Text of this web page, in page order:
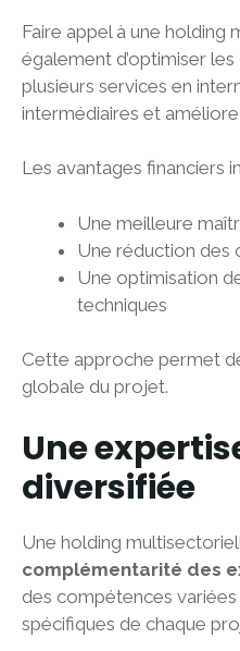
Faire appel à une
également d’optimiser
plusieurs services en
intermédiaires et
Les avantages financiers
Une meilleure
Une réduction des
Une optimisation
techniques
Cette approche permet
globale du projet.
Une
diversifiée
Une holding
complémentarité des
des compétences
spécifiques de chaque